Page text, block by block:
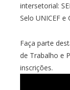
intersetorial:
Selo UNICEF e
Faça parte
de Trabalho e
inscrições.